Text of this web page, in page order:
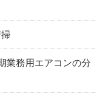
務用エアコンの分